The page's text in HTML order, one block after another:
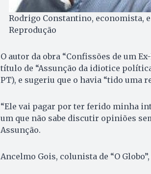
Rodrigo Constantino, economista,
Reprodução
O autor da obra “Confissões de um
título de “Assunção da idiotice
PT), e sugeriu que o havia “tido uma
“Ele vai pagar por ter ferido minha
um que não sabe discutir opiniões
Assunção.
Ancelmo Gois, colunista de “O